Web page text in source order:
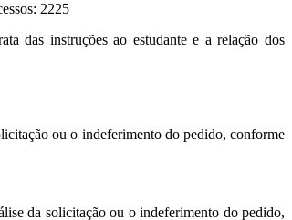
2225
das instruções ao estudante e a relação dos
ou o indeferimento do pedido, conforme
da solicitação ou o indeferimento do pedido,